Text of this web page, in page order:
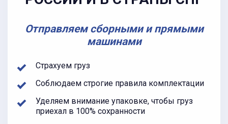
Отправляем сборными и прямыми
машинами
Страхуем груз
Соблюдаем строгие правила комплектации
Уделяем внимание упаковке, чтобы груз
приехал в 100% сохранности